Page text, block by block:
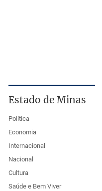
Estado de Minas
Política
Economia
Internacional
Nacional
Cultura
Saúde e Bem Viver